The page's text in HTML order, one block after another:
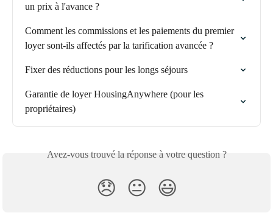
un prix à l'avance ?
Comment les commissions et les paiements du premier
loyer sont-ils affectés par la tarification avancée ?
Fixer des réductions pour les longs séjours
Garantie de loyer HousingAnywhere (pour les
propriétaires)
Avez-vous trouvé la réponse à votre question ?
😞 😐 😃